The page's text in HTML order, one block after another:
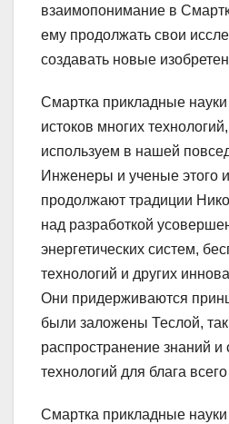
взаимопонимание в
ему продолжать свои
создавать новые
Смартка прикладные науки
истоков многих
используем в нашей
Инженеры и ученые этого
продолжают традиции
над разработкой
энергетических систем,
технологий и других
Они придерживаются
были заложены Теслой,
распространение знаний и
технологий для блага
Смартка прикладные науки